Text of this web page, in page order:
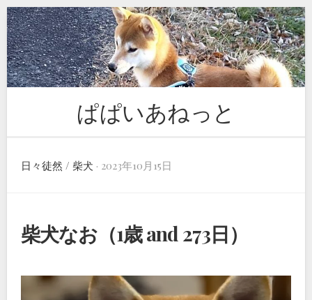
Skip
to
content
ぱぱいあねっと
日々徒然 / 柴犬 · 2023年10月15日
柴犬なお（1歳 and 273日）